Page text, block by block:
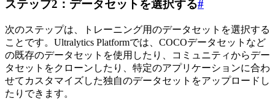
ステップ2：データセットを選択する#
次のステップは、トレーニング用のデータセットを選択する
ことです。Ultralytics Platformでは、COCOデータセットなど
の既存のデータセットを使用したり、コミュニティからデー
タセットをクローンしたり、特定のアプリケーションに合わ
せてカスタマイズした独自のデータセットをアップロードし
たりできます。